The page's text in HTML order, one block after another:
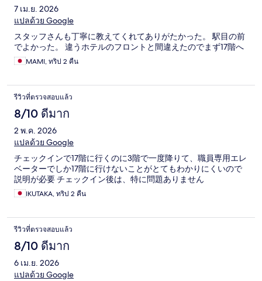
7 เม.ย. 2026
แปลด้วย Google
スタッフさんも丁寧に教えてくれてありがたかった。 駅目の前
でよかった。 違うホテルのフロントと間違えたのでまず17階へ
MAMI, ทริป 2 คืน
รีวิวที่ตรวจสอบแล้ว
8/10 ดีมาก
2 พ.ค. 2026
แปลด้วย Google
チェックインで17階に行くのに3階で一度降りて、職員専用エレ
ベーターでしか17階に行けないことがとてもわかりにくいので
説明が必要 チェックイン後は、特に問題ありません
IKUTAKA, ทริป 2 คืน
รีวิวที่ตรวจสอบแล้ว
8/10 ดีมาก
6 เม.ย. 2026
แปลด้วย Google